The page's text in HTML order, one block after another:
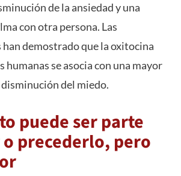
de la ansiedad y una
con otra persona. Las
demostrado que la oxitocina
humanas se asocia con una mayor
del miedo.
puede ser parte
precederlo, pero